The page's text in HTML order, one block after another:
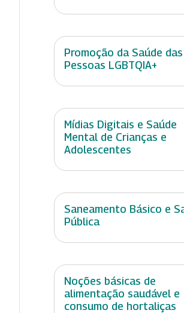
Promoção da Saúde das
Pessoas LGBTQIA+
Mídias Digitais e Saúde
Mental de Crianças e
Adolescentes
Saneamento Básico e
Pública
Noções básicas de
alimentação saudável e
consumo de hortaliças